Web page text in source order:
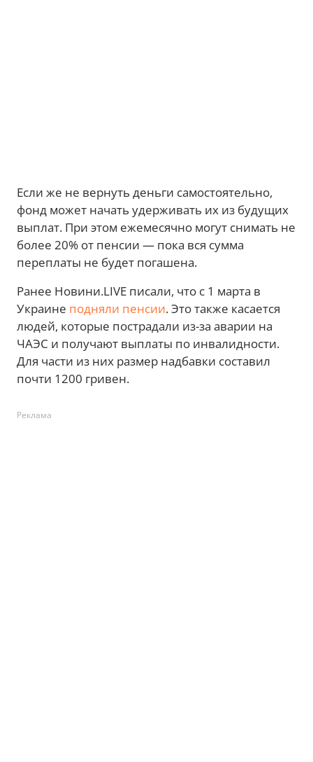
Если же не вернуть деньги самостоятельно,
фонд может начать удерживать их из будущих
выплат. При этом ежемесячно могут снимать не
более 20% от пенсии — пока вся сумма
переплаты не будет погашена.
Ранее Новини.LIVE писали, что с 1 марта в
Украине подняли пенсии. Это также касается
людей, которые пострадали из-за аварии на
ЧАЭС и получают выплаты по инвалидности.
Для части из них размер надбавки составил
почти 1200 гривен.
Реклама